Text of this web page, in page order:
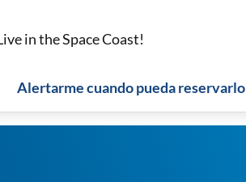
in the Space Coast!
Alertarme cuando pueda reservarlo